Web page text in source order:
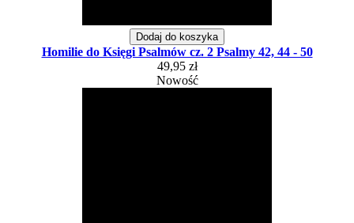
Dodaj do koszyka
Homilie do Księgi Psalmów cz. 2 Psalmy 42, 44 - 50
49,95 zł
Nowość